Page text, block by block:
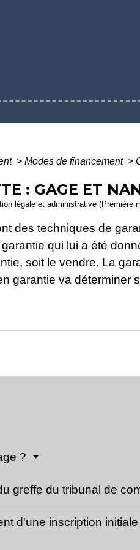
> Modes de financement >
: GAGE ET
légale et administrative (Première
des techniques de
qui lui a été
soit le vendre. La
garantie va déterminer
?
greffe du tribunal de
d'une inscription initiale